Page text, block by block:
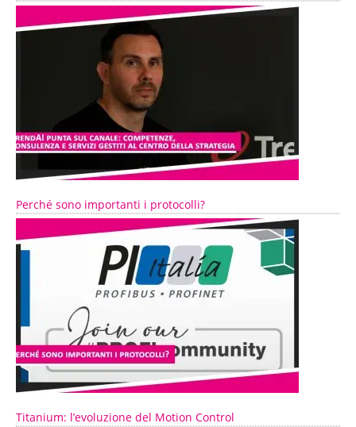
Perché sono importanti i protocolli?
Titanium: l’evoluzione del Motion Control